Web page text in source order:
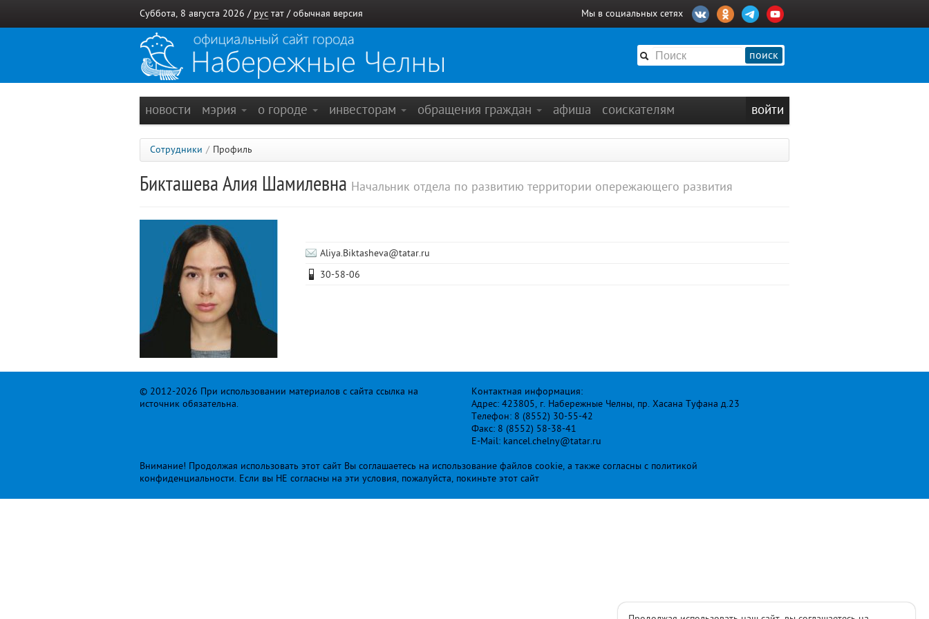
Суббота, 8 августа 2026 / рус тат / обычная версия Мы в социальных сетях
поиск
новости мэрия о городе инвесторам обращения граждан афиша соискателям войти
Сотрудники / Профиль
Бикташева Алия Шамилевна Начальник отдела по развитию территории опережающего развития
Aliya.Biktasheva@tatar.ru
30-58-06
© 2012-2026 При использовании материалов с сайта ссылка на
источник обязательна.
Контактная информация:
Адрес: 423805, г. Набережные Челны, пр. Хасана Туфана д.23
Телефон: 8 (8552) 30-55-42
Факс: 8 (8552) 58-38-41
E-Mail: kancel.chelny@tatar.ru
Внимание! Продолжая использовать этот сайт Вы соглашаетесь на использование файлов cookie, а также согласны с политикой
конфиденциальности. Если вы НЕ согласны на эти условия, пожалуйста, покиньте этот сайт